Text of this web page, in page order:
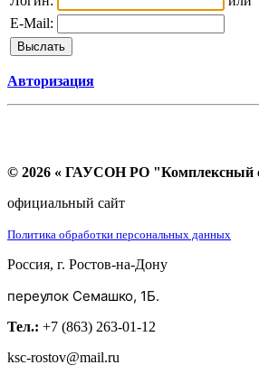
E-Mail:
Авторизация
© 2026 « ГАУСОН РО "Комплексный
официальный сайт
Политика обработки персональных данных
Россия, г. Ростов-на-Дону
переулок Семашко, 1Б.
Тел.: +7 (863) 263-01-12
ksc-rostov@mail.ru